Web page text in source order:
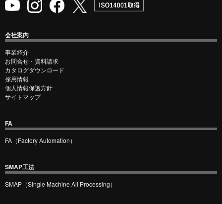
会社案内
事業紹介
お問合せ・資料請求
カタログダウンロード
採用情報
個人情報保護方針
サイトマップ
FA
FA（Factory Automation）
SMAP工法
SMAP（Single Machine All Processing）